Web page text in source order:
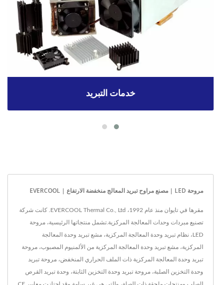
خدمات التبريد
مروحة LED | مصنع مراوح تبريد المعالج منخفضة الارتفاع | EVERCOOL
مقرها في تايوان منذ عام 1992، EVERCOOL Thermal Co., Ltd. كانت شركة
تصنيع مبردات وحدات المعالجة المركزية.تشمل منتجاتها الرئيسية، مروحة
LED، نظام تبريد وحدة المعالجة المركزية، مشع تبريد وحدة المعالجة
المركزية، مشع تبريد وحدة المعالجة المركزية من الألمنيوم المصبوب، مروحة
تبريد وحدة المعالجة المركزية ذات الملف الحراري المنخفض، مروحة تبريد
وحدة التخزين الصلبة، مروحة تبريد وحدة التخزين الثابتة، وحدة تبريد القرص